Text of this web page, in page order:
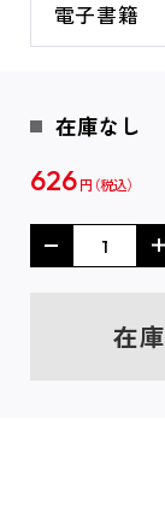
電子書籍
在庫なし
626 円
在